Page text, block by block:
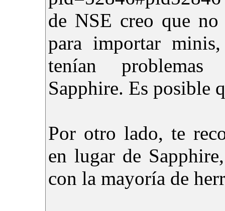
de NSE creo que
para importar
tenían
Sapphire. Es posible
Por otro lado, te
en lugar de
con la mayoría de